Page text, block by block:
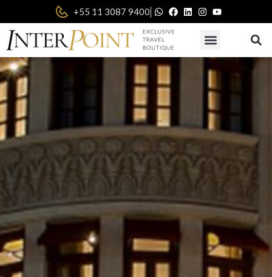
+55 11 3087 9400|